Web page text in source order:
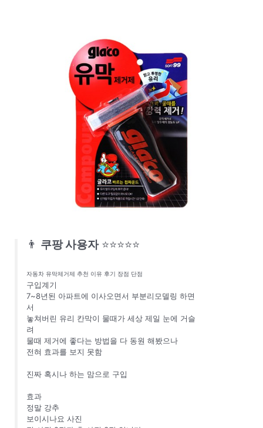
👨 쿠팡 사용자 ⭐⭐⭐⭐⭐
자동차 유막제거제 추천 이유 후기 장점 단점
구입계기
7~8년된 아파트에 이사오면서 부분리모델링 하면
서
놓쳐버린 유리 칸막이 물때가 세상 제일 눈에 거슬
려
물때 제거에 좋다는 방법을 다 동원 해봤으나
전혀 효과를 보지 못함
진짜 혹시나 하는 맘으로 구입
효과
정말 강추
보이시나요 사진